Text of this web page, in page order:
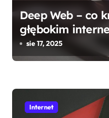
a
w
p
s
Deep Web – co
głębokim
sie 17, 2025
Internet